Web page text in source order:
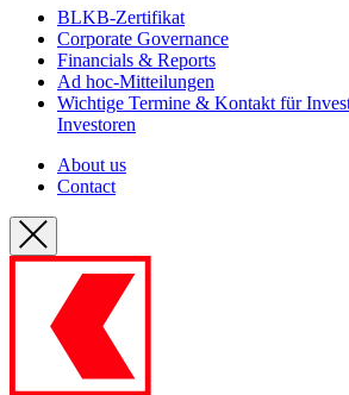
BLKB-Zertifikat
Corporate Governance
Financials & Reports
Ad hoc-Mitteilungen
Wichtige Termine & Kontakt für
Investoren
About us
Contact